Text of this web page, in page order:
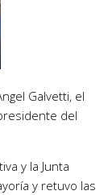
Galvetti, el
del
y la Junta
y retuvo las